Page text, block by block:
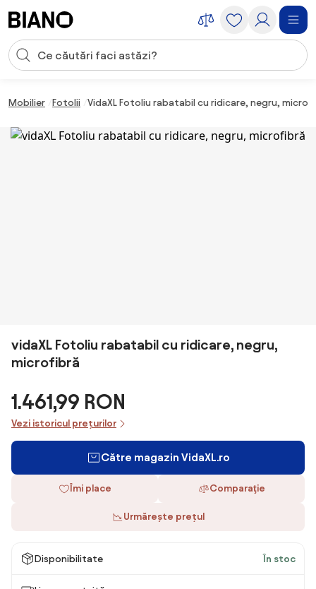
Introducerea căutării
Mobilier Fotolii VidaXL Fotoliu rabatabil cu ridicare, negru,
vidaXL Fotoliu rabatabil cu ridicare, negru,
microfibră
1.461,99 RON
Vezi istoricul prețurilor
Către magazin VidaXL.ro
Îmi place Comparaţie
Urmărește prețul
Disponibilitate În stoc